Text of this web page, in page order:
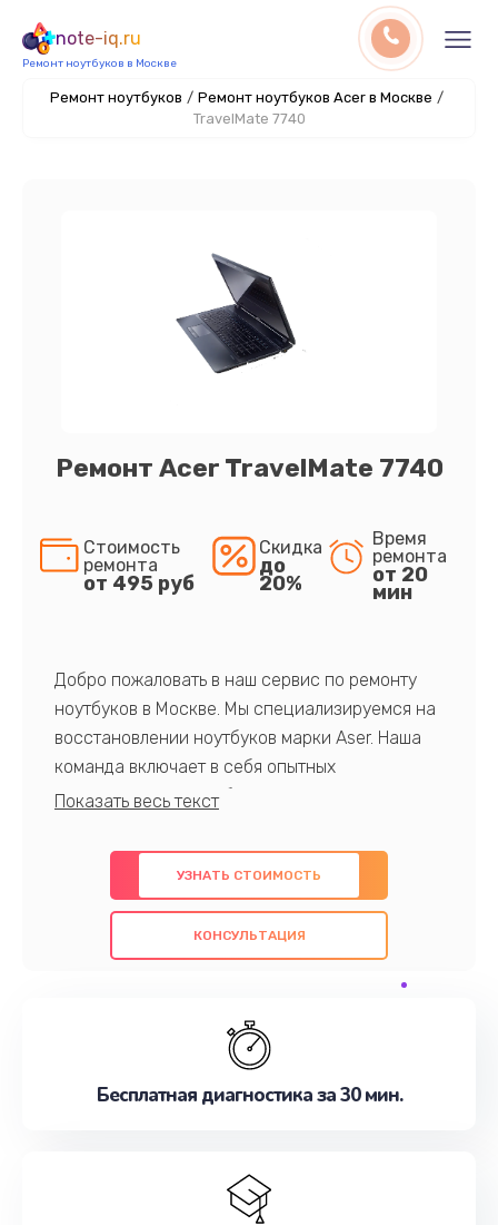
note-iq.ru
Ремонт ноутбуков в Москве
Ремонт ноутбуков / Ремонт ноутбуков Acer в Москве /
TravelMate 7740
Ремонт Acer TravelMate 7740
Стоимость
ремонта
от 495 руб
Скидка
до
20%
Время
ремонта
от 20
мин
Добро пожаловать в наш сервис по ремонту
ноутбуков в Москве. Мы специализируемся на
восстановлении ноутбуков марки Aser. Наша
команда включает в себя опытных
профессионалов с обширными знаниями и
предлагаем быстрый и качественный ремонт с
использованием оригинальных компонентов, а
также гарантируем качество всех
проведенных работ. Наша цель - предоставить
наилучшим образом. Не медлите записаться на
УЗНАТЬ СТОИМОСТЬ
КОНСУЛЬТАЦИЯ
Бесплатная диагностика за 30 мин.